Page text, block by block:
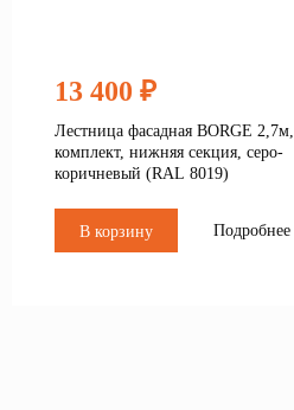
13 400 ₽
Лестница фасадная BORGE 2,7м,
комплект, нижняя секция, серо-
коричневый (RAL 8019)
В корзину Подробнее